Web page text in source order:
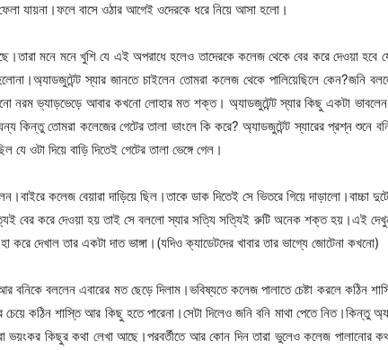
যায়না।ফলে বাসে ওঠার আগেই ওদেরকে ধরে নিয়ে আসা হলো।
মনে মনে খুশি যে এই অপরাধে হলেও তাদেরকে কলেজ থেকে বের করে দেওয়া হবে
স্যার জানতে চাইলেন তোমরা কলেজ থেকে পালিয়েছিলে কেন?জনি
নরম ভ্যাড়ভেড়ে আবার কখনো লোহার মত শক্ত। অ্যাডজুটেন্ট স্যার কিছু একটা
কিন্তু তোমরা কলেজের গেটের তালা ভাংলে কি করে? অ্যাডজুটেন্ট স্যারের প্রশ্ন শুনে
ওটা দিয়ে বাড়ি দিতেই গেটের তালা ভেঙ্গে গেল।
কলেজ বেয়ারা দাড়িয়ে ছিল।তাকে ডাক দিতেই সে ভিতরে গিয়ে দাড়ালো।বাচ্চা
বের করে দেওয়া হয় তাই সে বললো স্যার সত্যি সত্যিই রুটি অনেক শক্ত হয়।এই
করে দেখাল তার একটা দাত ভাঙ্গা।(যদিও ক্যাডেটদের খাবার তার ভাগ্যে জোটেনা কখনো)
বললেন এবারের মত ছেড়ে দিলাম।ভবিষ্যতে কলেজ পালাতে চেষ্টা করলে কঠিন
কঠিন শাস্তি আর কিছু হতে পারেনা।সেটা দিলেও জনি বনি মাথা পেতে নিত।কিন্তু
ভয়ংকর কিছুর কথা লেখা আছে।পরবর্তীতে আর কোন দিন তারা ভুলেও কলেজ পালানোর